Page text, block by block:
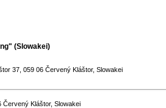
(Slowakei)
37, 059 06 Červený Kláštor, Slowakei
Kláštor, Slowakei